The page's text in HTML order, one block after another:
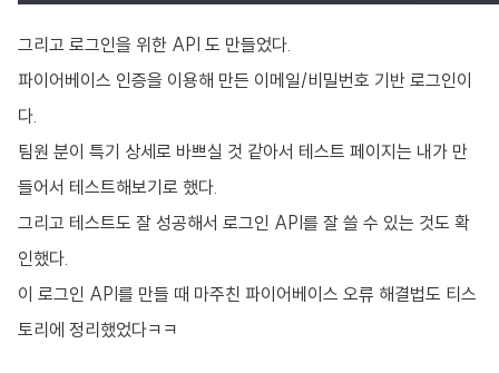
그리고 로그인을 위한 API 도 만들었다.
파이어베이스 인증을 이용해 만든 이메일/비밀번호 기반 로그인이
다.
팀원 분이 특기 상세로 바쁘실 것 같아서 테스트 페이지는 내가 만
들어서 테스트해보기로 했다.
그리고 테스트도 잘 성공해서 로그인 API를 잘 쓸 수 있는 것도 확
인했다.
이 로그인 API를 만들 때 마주친 파이어베이스 오류 해결법도 티스
토리에 정리했었다ㅋㅋ